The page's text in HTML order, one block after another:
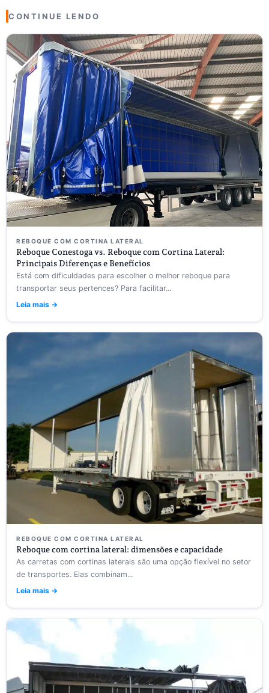
CONTINUE LENDO
REBOQUE COM CORTINA LATERAL
Reboque Conestoga vs. Reboque com Cortina Lateral:
Principais Diferenças e Benefícios
Está com dificuldades para escolher o melhor reboque para
transportar seus pertences? Para facilitar...
Leia mais →
REBOQUE COM CORTINA LATERAL
Reboque com cortina lateral: dimensões e capacidade
As carretas com cortinas laterais são uma opção flexível no setor
de transportes. Elas combinam...
Leia mais →